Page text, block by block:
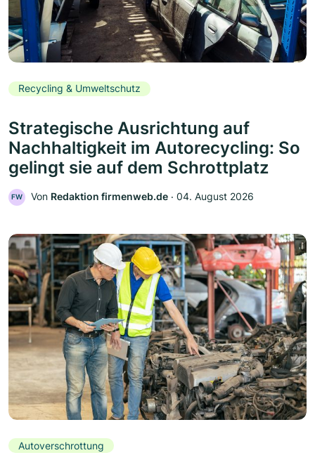
Recycling & Umweltschutz
Strategische Ausrichtung auf
Nachhaltigkeit im Autorecycling: So
gelingt sie auf dem Schrottplatz
FW Von Redaktion firmenweb.de ‧ 04. August 2026
Autoverschrottung